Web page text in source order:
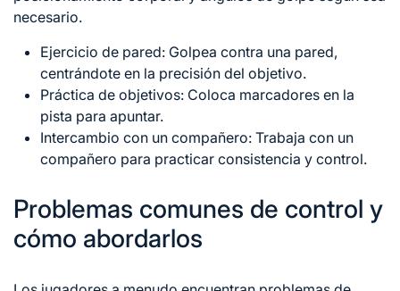
necesario.
Ejercicio de pared: Golpea contra una pared,
centrándote en la precisión del objetivo.
Práctica de objetivos: Coloca marcadores en la
pista para apuntar.
Intercambio con un compañero: Trabaja con un
compañero para practicar consistencia y control.
Problemas comunes de control y
cómo abordarlos